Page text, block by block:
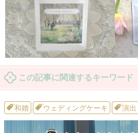
この記事に関連するキーワード
和婚 ウェディングケーキ 演出